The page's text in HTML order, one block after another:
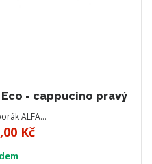
- cappucino pravý
ALFA…
Kč